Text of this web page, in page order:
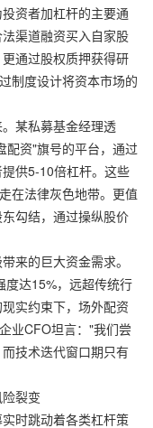
资者加杠杆的主要通
渠道融资买入自家股
通过股权质押获得研
制度设计将资本市场的
某私募基金经理透
配资"旗号的平台，通过
供5-10倍杠杆。这些
在法律灰色地带。更值
勾结，通过操纵股价
来的巨大资金需求。
度达15%，远超传统行
实约束下，场外配资
业CFO坦言："我们尝
技术迭代窗口期只有
裂变
时跳动着各类杠杆策